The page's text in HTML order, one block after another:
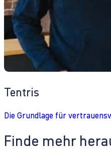
Tentris
Die Grundlage für
Finde mehr